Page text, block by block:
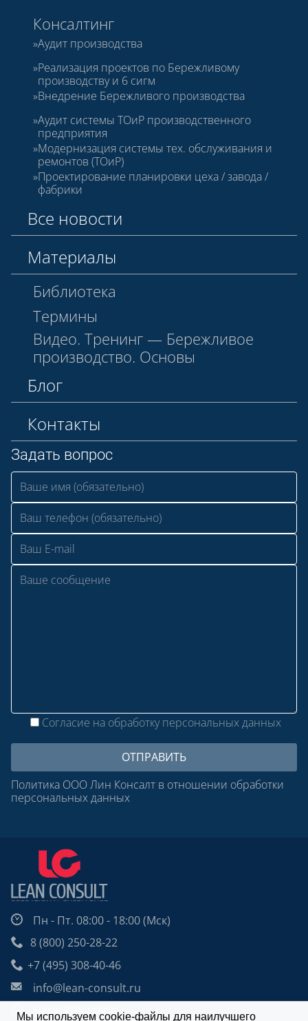
Консалтинг
Аудит производства
Реализация проектов по Бережливому
производству и 6 сигм
Внедрение Бережливого производства
Аудит системы ТОиР производственного
предприятия
Модернизация системы тех. обслуживания и
ремонтов (ТОиР)
Проектирование планировки цеха / завода /
фабрики
Все новости
Материалы
Библиотека
Термины
Видео. Тренинг — Бережливое
производство. Основы
Блог
Контакты
Задать вопрос
Согласие на обработку персональных данных
Политика ООО Лин Консалт в отношении обработки
персональных данных
Пн - Пт. 08:00 - 18:00 (Мск)
8 (800) 250-28-22
+7 (495) 308-40-46
info@lean-consult.ru
Мы используем cookie-файлы для наилучшего